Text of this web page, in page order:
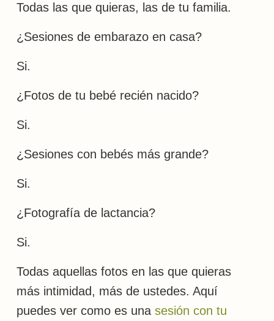
Todas las que quieras, las de tu familia.
¿Sesiones de embarazo en casa?
Si.
¿Fotos de tu bebé recién nacido?
Si.
¿Sesiones con bebés más grande?
Si.
¿Fotografía de lactancia?
Si.
Todas aquellas fotos en las que quieras
más intimidad, más de ustedes. Aquí
puedes ver como es unasesión con tu